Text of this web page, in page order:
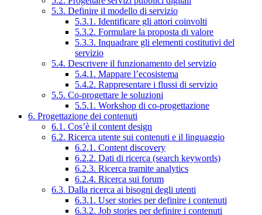
5.3. Definire il modello di servizio
5.3.1. Identificare gli attori coinvolti
5.3.2. Formulare la proposta di valore
5.3.3. Inquadrare gli elementi costitutivi del
servizio
5.4. Descrivere il funzionamento del servizio
5.4.1. Mappare l’ecosistema
5.4.2. Rappresentare i flussi di servizio
5.5. Co-progettare le soluzioni
5.5.1. Workshop di co-progettazione
6. Progettazione dei contenuti
6.1. Cos’è il content design
6.2. Ricerca utente sui contenuti e il linguaggio
6.2.1. Content discovery
6.2.2. Dati di ricerca (search keywords)
6.2.3. Ricerca tramite analytics
6.2.4. Ricerca sui forum
6.3. Dalla ricerca ai bisogni degli utenti
6.3.1. User stories per definire i contenuti
6.3.2. Job stories per definire i contenuti